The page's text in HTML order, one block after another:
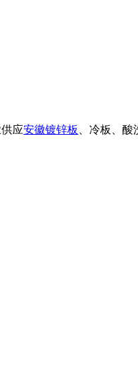
应安徽镀锌板 、冷板、